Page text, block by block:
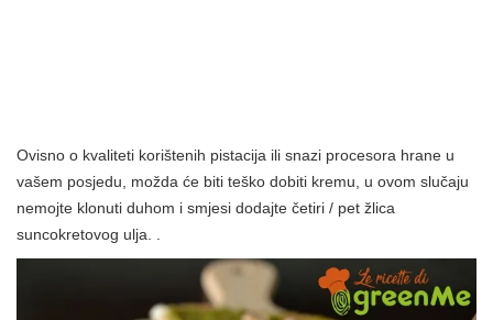
Ovisno o kvaliteti korištenih pistacija ili snazi ​​procesora hrane u
vašem posjedu, možda će biti teško dobiti kremu, u ovom slučaju
nemojte klonuti duhom i smjesi dodajte četiri / pet žlica
suncokretovog ulja. .